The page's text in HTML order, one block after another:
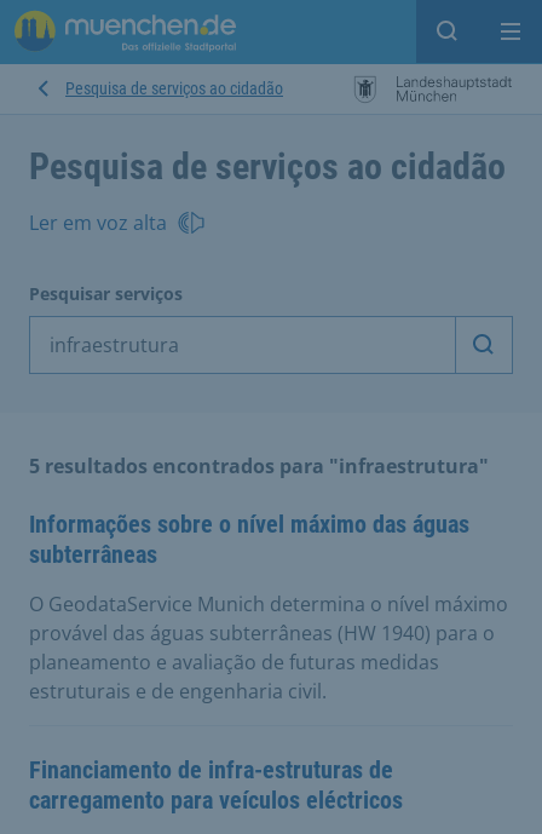
Open
Pesquisa de serviços ao cidadão
Pesquisa de serviços ao cidadão
Ler em voz alta
Pesquisar serviços
5 resultados encontrados para "infraestrutura"
Informações sobre o nível máximo das águas
subterrâneas
O GeodataService Munich determina o nível máximo
provável das águas subterrâneas (HW 1940) para o
planeamento e avaliação de futuras medidas
estruturais e de engenharia civil.
Financiamento de infra-estruturas de
carregamento para veículos eléctricos